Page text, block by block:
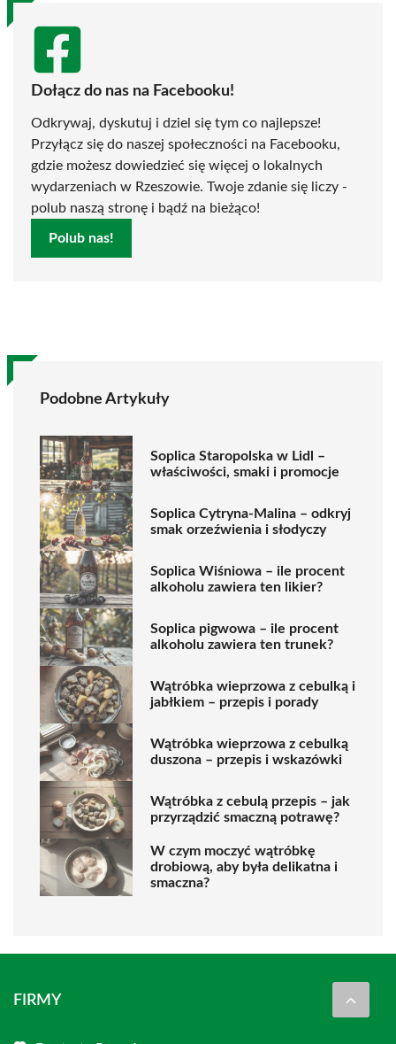
Dołącz do nas na Facebooku!
Odkrywaj, dyskutuj i dziel się tym co najlepsze!
Przyłącz się do naszej społeczności na Facebooku,
gdzie możesz dowiedzieć się więcej o lokalnych
wydarzeniach w Rzeszowie. Twoje zdanie się liczy -
polub naszą stronę i bądź na bieżąco!
Polub nas!
Podobne Artykuły
Soplica Staropolska w Lidl –
właściwości, smaki i promocje
Soplica Cytryna-Malina – odkryj
smak orzeźwienia i słodyczy
Soplica Wiśniowa – ile procent
alkoholu zawiera ten likier?
Soplica pigwowa – ile procent
alkoholu zawiera ten trunek?
Wątróbka wieprzowa z cebulką i
jabłkiem – przepis i porady
Wątróbka wieprzowa z cebulką
duszona – przepis i wskazówki
Wątróbka z cebulą przepis – jak
przyrządzić smaczną potrawę?
W czym moczyć wątróbkę
drobiową, aby była delikatna i
smaczna?
FIRMY